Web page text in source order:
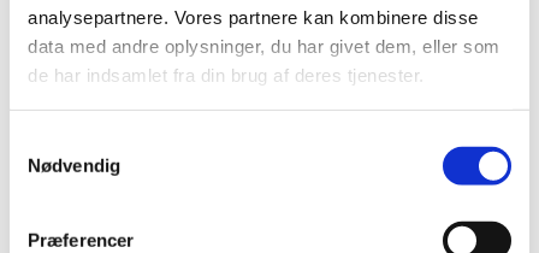
analysepartnere. Vores partnere kan kombinere disse
data med andre oplysninger, du har givet dem, eller som
de har indsamlet fra din brug af deres tjenester.
Nødvendig
Præferencer